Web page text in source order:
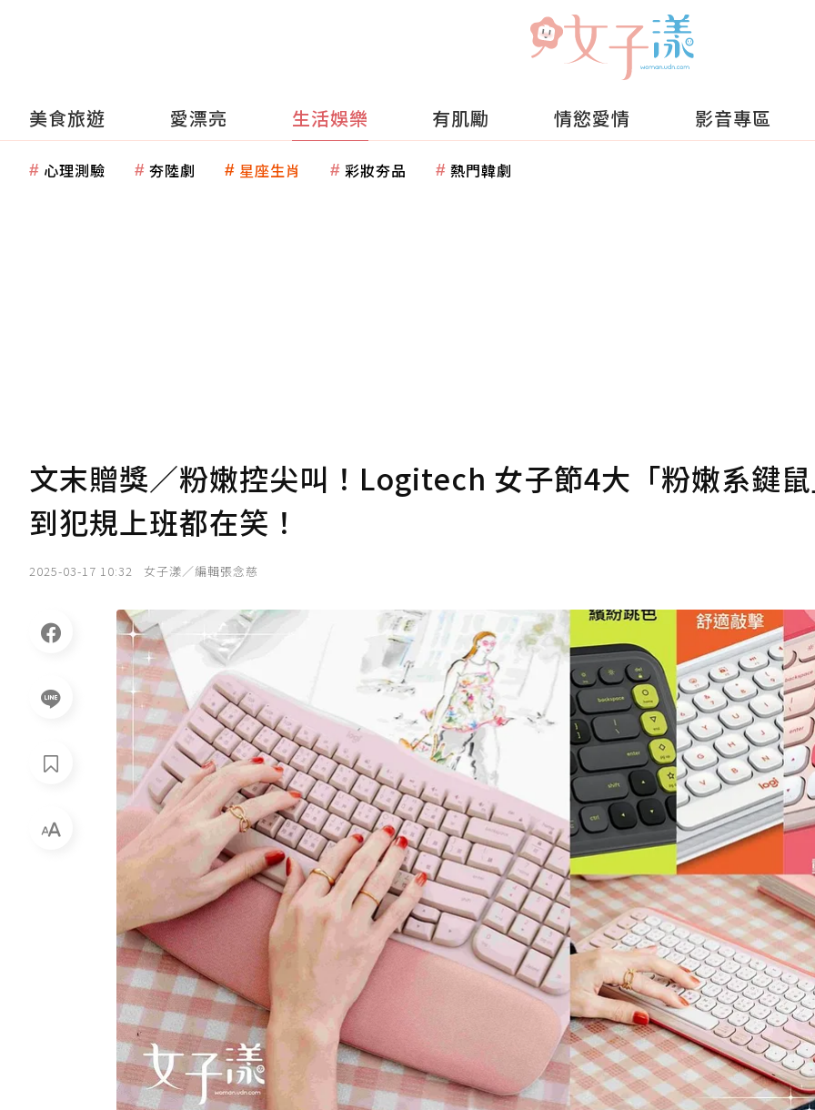
美食旅遊 愛漂亮 生活娛樂 有肌勵 情慾愛情 影音專區
心理測驗 夯陸劇 星座生肖 彩妝夯品 熱門韓劇
文末贈獎／粉嫩控尖叫！Logitech 女子節4大「粉嫩系鍵
到犯規上班都在笑！
2025-03-17 10:32 女子漾／編輯張念慈